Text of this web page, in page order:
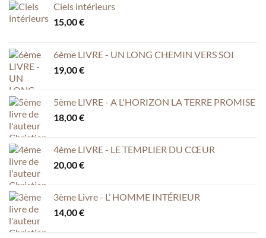
Ciels intérieurs
15,00€
6ème LIVRE - UN LONG CHEMIN VERS SOI
19,00€
5ème LIVRE - A L'HORIZON LA TERRE PROMISE
18,00€
4ème LIVRE - LE TEMPLIER DU CŒUR
20,00€
3ème Livre - L’ HOMME INTÉRIEUR
14,00€